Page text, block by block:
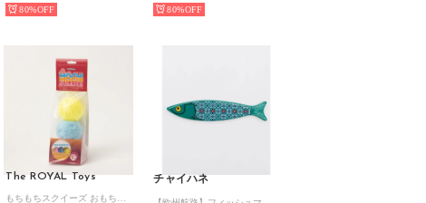
80% 80%
The ROYAL Toys チャイハネ